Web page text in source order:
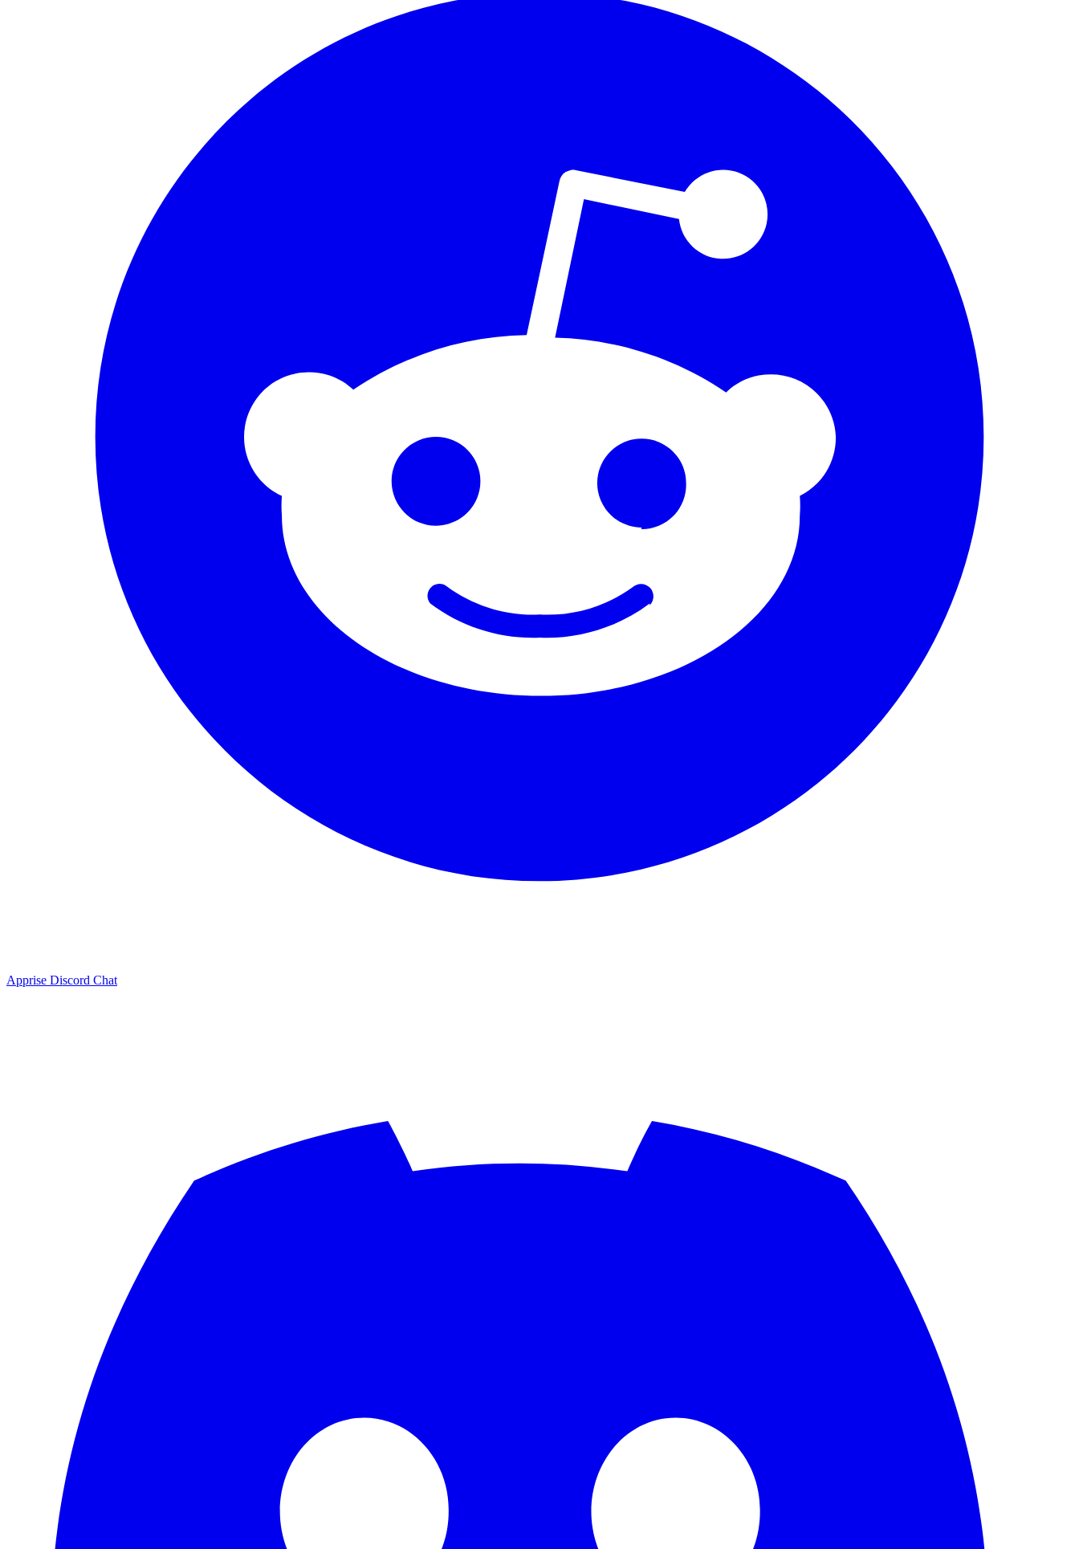
Apprise Discord Chat